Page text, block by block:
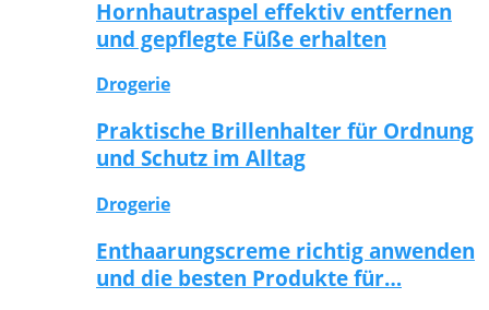
Hornhautraspel effektiv entfernen
und gepflegte Füße erhalten
Drogerie
Praktische Brillenhalter für Ordnung
und Schutz im Alltag
Drogerie
Enthaarungscreme richtig anwenden
und die besten Produkte für…